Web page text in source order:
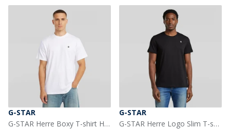
G-STAR
G-STAR Herre Boxy T-shirt Hvid
G-STAR
G-STAR Herre Logo Slim T-shirt Mørk Sort Dk Black